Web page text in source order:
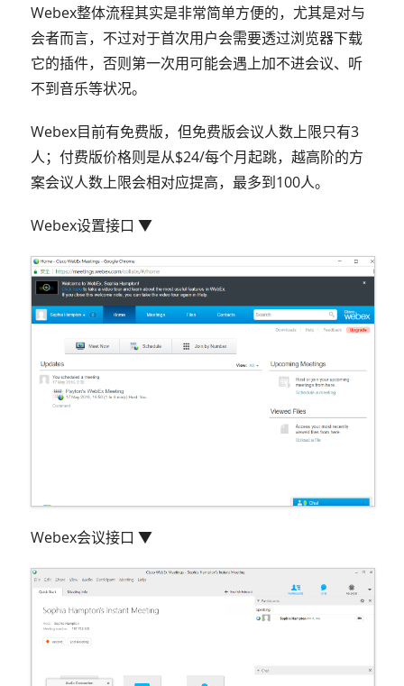
Webex整体流程其实是非常简单方便的，尤其是对与
会者而言，不过对于首次用户会需要透过浏览器下载
它的插件，否则第一次用可能会遇上加不进会议、听
不到音乐等状况。
Webex目前有免费版，但免费版会议人数上限只有3
人；付费版价格则是从$24/每个月起跳，越高阶的方
案会议人数上限会相对应提高，最多到100人。
Webex设置接口 ▼
Webex会议接口 ▼